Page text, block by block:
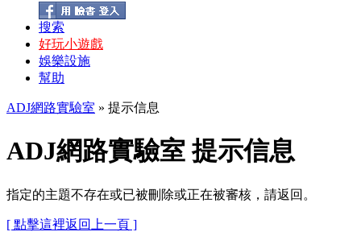
搜索
好玩小遊戲
娛樂設施
幫助
ADJ網路實驗室 » 提示信息
ADJ網路實驗室 提示信息
指定的主題不存在或已被刪除或正在被審核，請返回。
[ 點擊這裡返回上一頁 ]